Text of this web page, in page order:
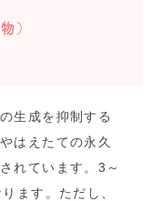
）
生成を抑制する
はえたての永久
れています。3～
ます。ただし、